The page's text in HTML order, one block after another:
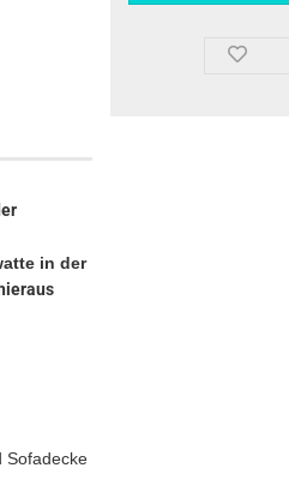
in der
Sofadecke